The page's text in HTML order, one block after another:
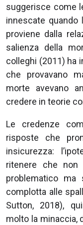
suggerisce come
innescate quando
proviene dalla
salienza della
colleghi (2011) ha
che provavano
morte avevano
credere in teorie
Le credenze
risposte che
insicurezza:
ritenere che
problematico ma
complotta alle
Sutton, 2018),
molto la minaccia,